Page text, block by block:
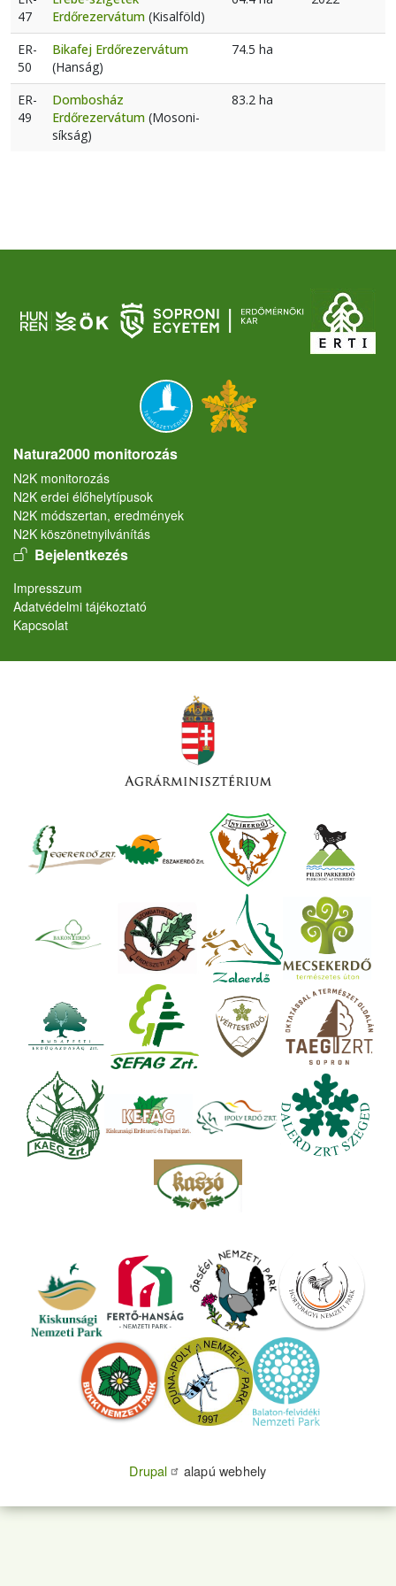
47
Erdőrezervátum (Kisalföld)
ER-
50
Bikafej Erdőrezervátum
(Hanság)
74.5 ha
ER-
49
Dombosház
Erdőrezervátum (Mosoni-
síkság)
83.2 ha
Natura2000 monitorozás
N2K monitorozás
N2K erdei élőhelytípusok
N2K módszertan, eredmények
N2K köszönetnyilvánítás
User account menu
Bejelentkezés
Lábléc
Impresszum
Adatvédelmi tájékoztató
Kapcsolat
Drupal alapú webhely